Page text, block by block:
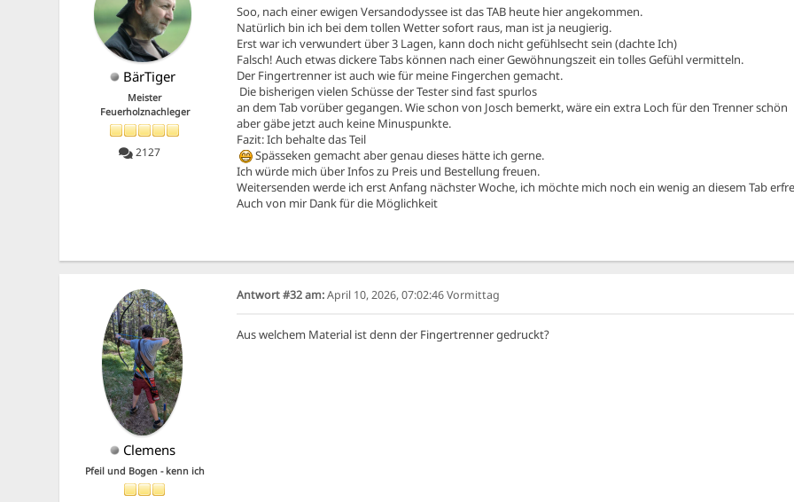
BärTiger
Meister
Feuerholznachleger
2127
Soo, nach einer ewigen Versandodyssee ist das TAB heute hier angekommen.
Natürlich bin ich bei dem tollen Wetter sofort raus, man ist ja neugierig.
Erst war ich verwundert über 3 Lagen, kann doch nicht gefühlsecht sein (dachte Ich)
Falsch! Auch etwas dickere Tabs können nach einer Gewöhnungszeit ein tolles Gefühl vermitteln.
Der Fingertrenner ist auch wie für meine Fingerchen gemacht.
Die bisherigen vielen Schüsse der Tester sind fast spurlos
an dem Tab vorüber gegangen. Wie schon von Josch bemerkt, wäre ein extra Loch für den Trenner schön
aber gäbe jetzt auch keine Minuspunkte.
Fazit: Ich behalte das Teil
Spässeken gemacht aber genau dieses hätte ich gerne.
Ich würde mich über Infos zu Preis und Bestellung freuen.
Weitersenden werde ich erst Anfang nächster Woche, ich möchte mich noch ein wenig an diesem Tab
Auch von mir Dank für die Möglichkeit
Clemens
Pfeil und Bogen - kenn ich
Antwort #32 am:April 10, 2026, 07:02:46 Vormittag
Aus welchem Material ist denn der Fingertrenner gedruckt?